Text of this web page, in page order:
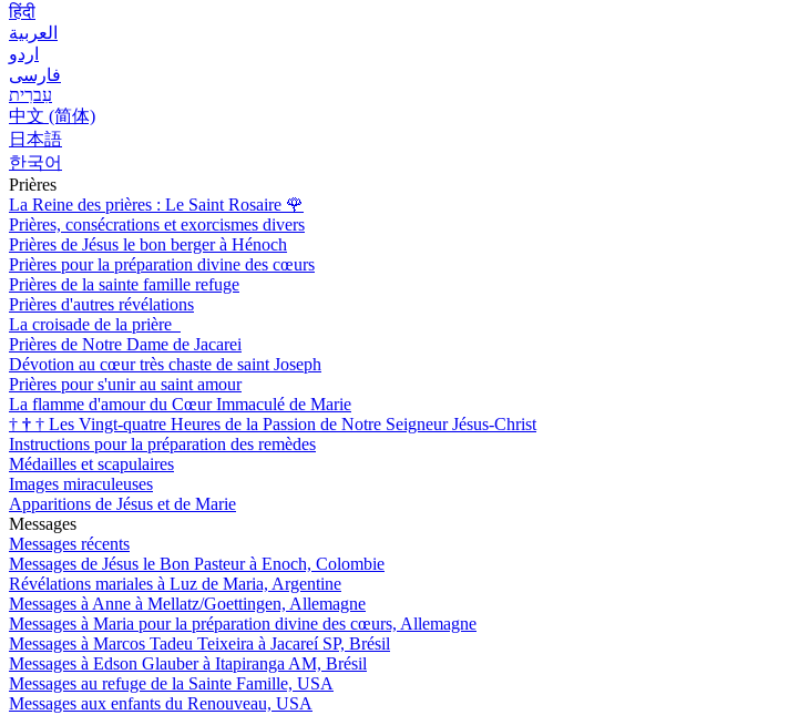
हिंदी
العربية
اردو
فارسی
עִברִית
中文 (简体)
日本語
한국어
Prières
La Reine des prières : Le Saint Rosaire 🌹
Prières, consécrations et exorcismes divers
Prières de Jésus le bon berger à Hénoch
Prières pour la préparation divine des cœurs
Prières de la sainte famille refuge
Prières d'autres révélations
La croisade de la prière
Prières de Notre Dame de Jacarei
Dévotion au cœur très chaste de saint Joseph
Prières pour s'unir au saint amour
La flamme d'amour du Cœur Immaculé de Marie
† † † Les Vingt-quatre Heures de la Passion de Notre Seigneur Jésus-Christ
Instructions pour la préparation des remèdes
Médailles et scapulaires
Images miraculeuses
Apparitions de Jésus et de Marie
Messages
Messages récents
Messages de Jésus le Bon Pasteur à Enoch, Colombie
Révélations mariales à Luz de Maria, Argentine
Messages à Anne à Mellatz/Goettingen, Allemagne
Messages à Maria pour la préparation divine des cœurs, Allemagne
Messages à Marcos Tadeu Teixeira à Jacareí SP, Brésil
Messages à Edson Glauber à Itapiranga AM, Brésil
Messages au refuge de la Sainte Famille, USA
Messages aux enfants du Renouveau, USA